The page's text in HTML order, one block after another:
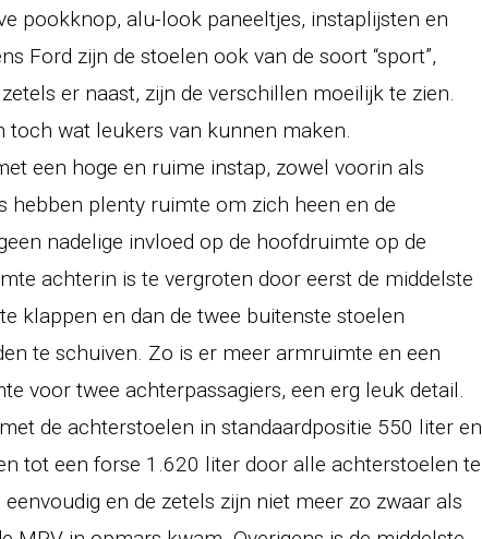
pookknop, alu-look paneeltjes, instaplijsten en
Ford zijn de stoelen ook van de soort “sport”,
er naast, zijn de verschillen moeilijk te zien.
toch wat leukers van kunnen maken.
een hoge en ruime instap, zowel voorin als
hebben plenty ruimte om zich heen en de
nadelige invloed op de hoofdruimte op de
achterin is te vergroten door eerst de middelste
klappen en dan de twee buitenste stoelen
te schuiven. Zo is er meer armruimte en een
voor twee achterpassagiers, een erg leuk detail.
de achterstoelen in standaardpositie 550 liter en
tot een forse 1.620 liter door alle achterstoelen te
en de zetels zijn niet meer zo zwaar als